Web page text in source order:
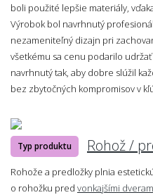
boli použité lepšie materiály,
Výrobok bol navrhnutý
nezameniteľný dizajn pri
všetkému sa cenu podarilo
navrhnutý tak, aby dobre slúžil
bez zbytočných kompromisov v
Typ produktu Rohož /
Rohože a predložky plnia
o rohožku pred vonkajšími